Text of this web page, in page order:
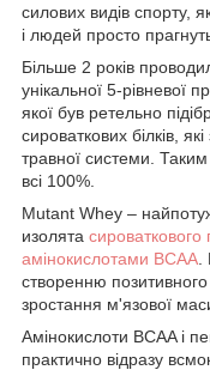
силових видів спорту,
і людей просто
Більше 2 років
унікальної 5-рівневої
якої був ретельно
сироваткових білків,
травної системи.
всі 100%.
Mutant Whey –
изолята сироваткового
амінокислотами BCAA
створенню
зростання м'язової
Амінокислоти BCAA і
практично відразу